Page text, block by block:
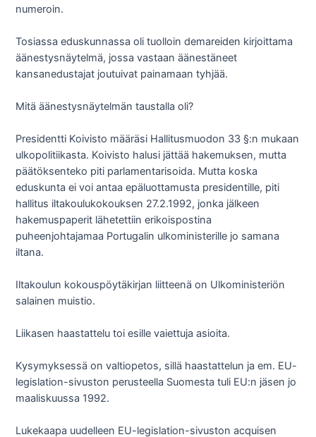
numeroin.
Tosiassa eduskunnassa oli tuolloin demareiden kirjoittama
äänestysnäytelmä, jossa vastaan äänestäneet
kansanedustajat joutuivat painamaan tyhjää.
Mitä äänestysnäytelmän taustalla oli?
Presidentti Koivisto määräsi Hallitusmuodon 33 §:n mukaan
ulkopolitiikasta. Koivisto halusi jättää hakemuksen, mutta
päätöksenteko piti parlamentarisoida. Mutta koska
eduskunta ei voi antaa epäluottamusta presidentille, piti
hallitus iltakoulukokouksen 27.2.1992, jonka jälkeen
hakemuspaperit lähetettiin erikoispostina
puheenjohtajamaa Portugalin ulkoministerille jo samana
iltana.
Iltakoulun kokouspöytäkirjan liitteenä on Ulkoministeriön
salainen muistio.
Liikasen haastattelu toi esille vaiettuja asioita.
Kysymyksessä on valtiopetos, sillä haastattelun ja em. EU-
legislation-sivuston perusteella Suomesta tuli EU:n jäsen jo
maaliskuussa 1992.
Lukekaapa uudelleen EU-legislation-sivuston acquisen